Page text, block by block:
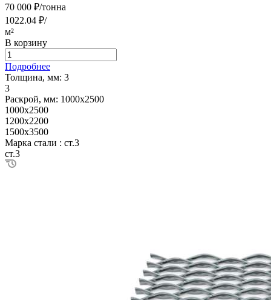
70 000 ₽/тонна
1022.04 ₽/
м²
В корзину
Подробнее
Толщина, мм: 3
3
Раскрой, мм: 1000х2500
1000х2500
1200х2200
1500х3500
Марка стали : ст.3
ст.3